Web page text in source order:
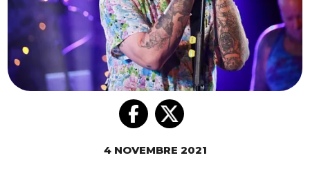
4 NOVEMBRE 2021